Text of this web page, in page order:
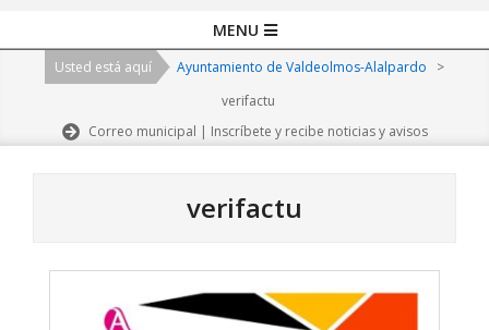
Navigation
MENU
Usted está aquí Ayuntamiento de Valdeolmos-Alalpardo
>
verifactu
Correo municipal | Inscríbete y recibe noticias y avisos
verifactu